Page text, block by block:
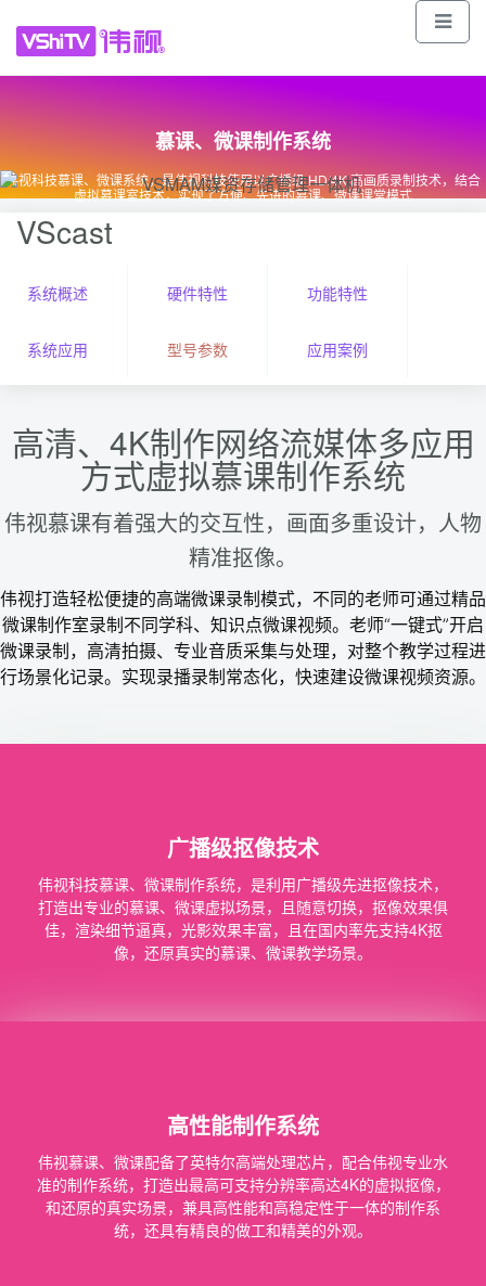
13241380090(商务)
伟视科技(公众号)
慕课、微课制作系统
伟视科技慕课、微课系统，是伟视科技使用以广播级 HD/4K 高画质录制技术，结合
虚拟慕课室技术，实现了方便、先进的慕课、微课课堂模式
VScast
系统概述 硬件特性 功能特性
系统应用 型号参数 应用案例
高清、4K制作网络流媒体多应用
方式虚拟慕课制作系统
伟视慕课有着强大的交互性，画面多重设计，人物
精准抠像。
伟视打造轻松便捷的高端微课录制模式，不同的老师可通过精品
微课制作室录制不同学科、知识点微课视频。 老师“一键式”开启
微课录制，高清拍摄、专业音质采集与处理，对整个教学过程进
行场景化记录。实现录播录制常态化，快速建设微课视频资源。
广播级抠像技术
伟视科技慕课、微课制作系统，是利用广播级先进抠像技术，
打造出专业的慕课、微课虚拟场景，且随意切换，抠像效果俱
佳，渲染细节逼真，光影效果丰富，且在国内率先支持4K抠
像，还原真实的慕课、微课教学场景。
高性能制作系统
伟视慕课、微课配备了英特尔高端处理芯片，配合伟视专业水
准的制作系统，打造出最高可支持分辨率高达4K的虚拟抠像，
和还原的真实场景，兼具高性能和高稳定性于一体的制作系
统，还具有精良的做工和精美的外观。